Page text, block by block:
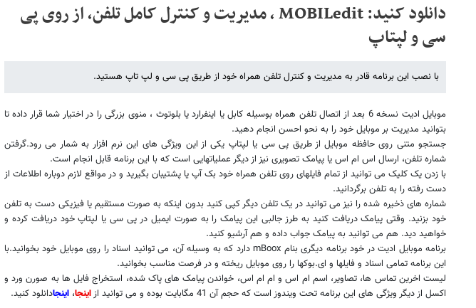
دانلود کنید: MOBILedit ، مدیریت و کنترل کامل تلفن، از روی پی
سی و لپتاپ
با نصب این برنامه قادر به مدیریت و کنترل تلفن همراه خود از طریق پی سی و لپ تاپ هستید.
موبایل ادیت نسخه 6 بعد از اتصال تلفن همراه بوسیله کابل یا اینفرارد یا بلوتوث ، منوی بزرگی را در اختیار شما قرار داده تا
بتوانید مدیریت بر موبایل خود را به نحو احسن انجام دهید.
جستجو متنی روی حافظه موبایل از طریق پی سی یا لپتاپ یکی از این ویژگی های این نرم افزار به شمار می رود.گرفتن
شماره تلفن، ارسال اس ام اس یا پیامک تصویری نیز از دیگر عملیاتهایی است که با این برنامه قابل انجام است.
با زدن یک کلیک می توانید از تمام فایلهای روی تلفن همراه خود بک آپ یا پشتیبان بگیرید و در مواقع لازم دوباره اطلاعات از
دست رفته را به تلفن برگردانید.
شماره های ذخیره شده را نیز می توانید در یک تلفن دیگر کپی کنید بدون اینکه به صورت مستقیم یا فیزیکی دست به تلفن
خود بزنید. وقتی پیامک دریافت کنید به طرز جالبی این پیامک را به صورت ایمیل در پی سی یا لپتاپ خود دریافت کرده و
خواهید دید. هم می توانید به پیامک جواب داده و هم آرشیو کنید.
برنامه موبایل ادیت در خود برنامه دیگری بنام mBooxدارد که به وسیله آن، می توانید اسناد را روی موبایل خود بخوانید.با
این برنامه تمامی اسناد و فایلها و ای.بوکها را روی موبایل ریخته و در فرصت مناسب بخوانید.
لیست اخرین تماس ها، تصاویر، اسم ام اس و ام ام اس، خواندن پیامک های پاک شده، استخراج فایل ها به صورن ورد و
اکسل از دیگر ویژگی های این برنامه تحت ویندوز است که حجم آن 41 مگابایت بوده و می توانید از
اینجا، اینجادانلود کنید.